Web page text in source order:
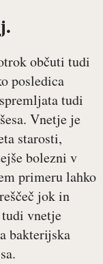
občuti tudi
posledica
tudi
Vnetje je
starosti,
bolezni v
primeru lahko
jok in
vnetje
bakterijska